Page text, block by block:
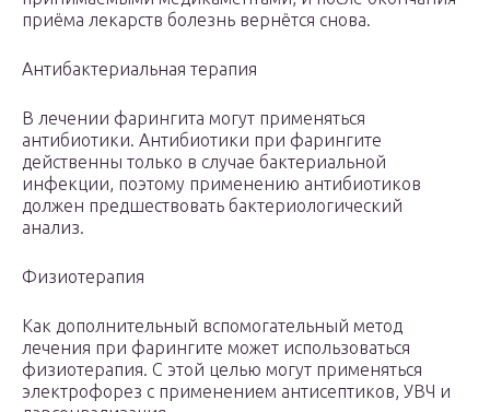
приёма лекарств болезнь вернётся снова.
Антибактериальная терапия
В лечении фарингита могут применяться
антибиотики. Антибиотики при фарингите
действенны только в случае бактериальной
инфекции, поэтому применению антибиотиков
должен предшествовать бактериологический
анализ.
Физиотерапия
Как дополнительный вспомогательный метод
лечения при фарингите может использоваться
физиотерапия. С этой целью могут применяться
электрофорез с применением антисептиков, УВЧ и